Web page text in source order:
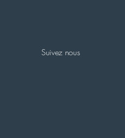
Suivez nous